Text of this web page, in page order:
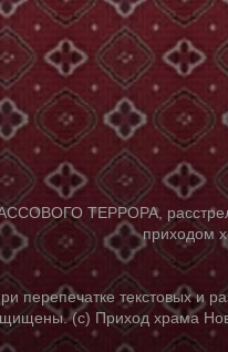
ТЕРРОРА,
приходом
перепечатке текстовых и
(с) Приход храма